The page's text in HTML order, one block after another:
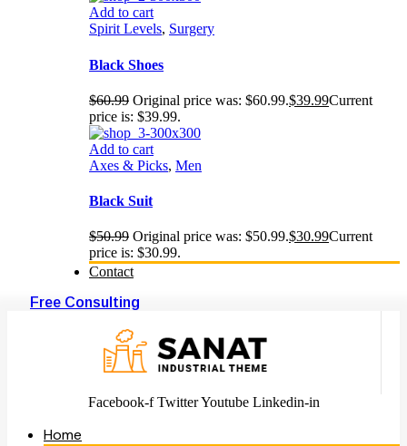
Add to cart
Spirit Levels, Surgery
Black Shoes
$60.99 Original price was: $60.99.$39.99Current
price is: $39.99.
Add to cart
Axes & Picks, Men
Black Suit
$50.99 Original price was: $50.99.$30.99Current
price is: $30.99.
Contact
Free Consulting
Facebook-f Twitter Youtube Linkedin-in
Home